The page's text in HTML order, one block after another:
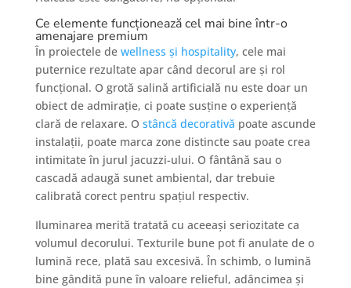
Ce elemente funcționează cel mai bine într-o
amenajare premium
În proiectele de wellness și hospitality, cele mai
puternice rezultate apar când decorul are și rol
funcțional. O grotă salină artificială nu este doar un
obiect de admirație, ci poate susține o experiență
clară de relaxare. O stâncă decorativă poate ascunde
instalații, poate marca zone distincte sau poate crea
intimitate în jurul jacuzzi-ului. O fântână sau o
cascadă adaugă sunet ambiental, dar trebuie
calibrată corect pentru spațiul respectiv.
Iluminarea merită tratată cu aceeași seriozitate ca
volumul decorului. Texturile bune pot fi anulate de o
lumină rece, plată sau excesivă. În schimb, o lumină
bine gândită pune în valoare relieful, adâncimea și